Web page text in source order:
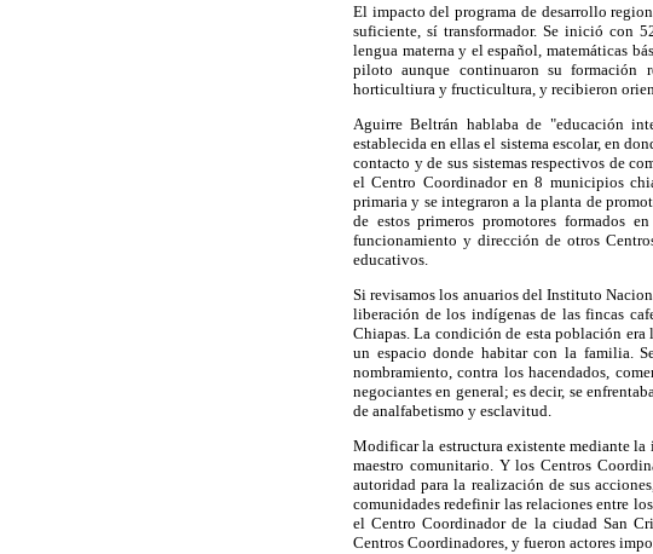
El impacto del programa de desarrollo
suficiente, sí transformador. Se inició con
lengua materna y el español, matemáticas
piloto aunque continuaron su formación
horticultiura y fructicultura, y recibieron
Aguirre Beltrán hablaba de "educación
establecida en ellas el sistema escolar, en
contacto y de sus sistemas respectivos de
el Centro Coordinador en 8 municipios
primaria y se integraron a la planta de
de estos primeros promotores formados
funcionamiento y dirección de otros
educativos.
Si revisamos los anuarios del Instituto
liberación de los indígenas de las fincas
Chiapas. La condición de esta población
un espacio donde habitar con la familia.
nombramiento, contra los hacendados,
negociantes en general; es decir, se
de analfabetismo y esclavitud.
Modificar la estructura existente mediante la
maestro comunitario. Y los Centros
autoridad para la realización de sus
comunidades redefinir las relaciones entre
el Centro Coordinador de la ciudad San
Centros Coordinadores, y fueron actores